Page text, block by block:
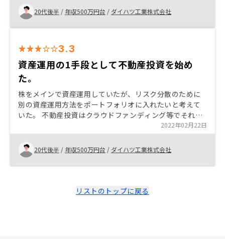
20代後半 / 年収500万円台 / ダイハツ工業株式会社
3.3
資産運用の1手段として不動産投資を始め
た。
株をメインで資産運用していたが、リスク分散のために
別の資産運用方法をポートフォリオに入れたいと考えて
いた。 不動産投資はクラウドファンディング等でそれま
で少額を運用していたが、自分の信用力を活用するため
にマンション購入を始めた。
2022年02月22日
20代後半 / 年収500万円台 / ダイハツ工業株式会社
リストのトップに戻る